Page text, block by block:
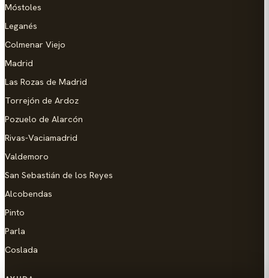
Móstoles
Leganés
Colmenar Viejo
Madrid
Las Rozas de Madrid
Torrejón de Ardoz
Pozuelo de Alarcón
Rivas-Vaciamadrid
Valdemoro
San Sebastián de los Reyes
Alcobendas
Pinto
Parla
Coslada